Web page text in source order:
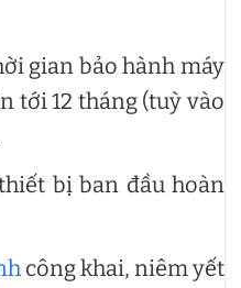
gian bảo hành máy
tới 12 tháng (tuỳ vào
bị ban đầu hoàn
công khai, niêm yết